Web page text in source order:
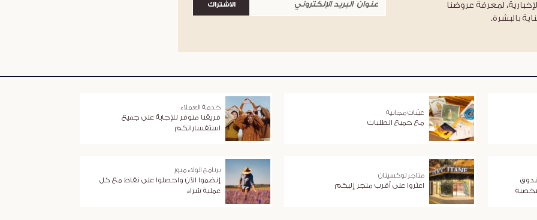
لمعرفة عروضنا
بالبشرة.
الاشتراك
عيّنات مجانية
مع جميع الطلبات
خدمة العملاء
فريقنا متوفر للإجابة على جميع
استفساراتكم
شخصية
متاجر لوكسيتان
اعثروا على أقرب متجر إليكم
برنامج الولاء ميوز
إنضموا الآن واحصلوا على نقاط مع كل
عملية شراء